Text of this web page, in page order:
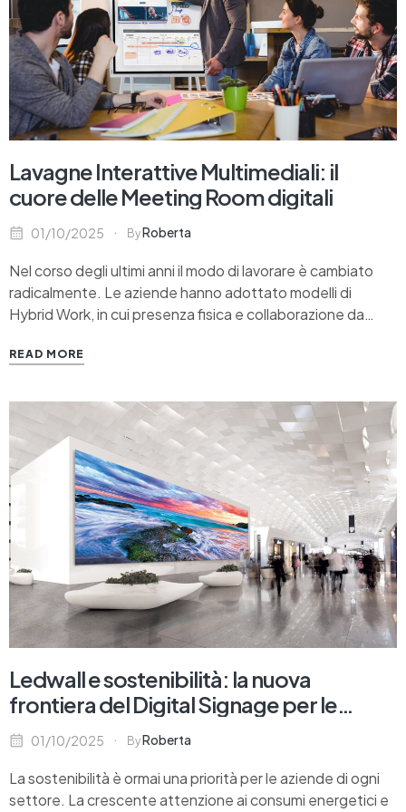
Lavagne Interattive Multimediali: il
cuore delle Meeting Room digitali
01/10/2025 ByRoberta
Nel corso degli ultimi anni il modo di lavorare è cambiato
radicalmente. Le aziende hanno adottato modelli di
Hybrid Work, in cui presenza fisica e collaborazione da
spazi di lavoro non sono più pensati solo come luoghi
READ MORE
Ledwall e sostenibilità: la nuova
frontiera del Digital Signage per le
imprese
01/10/2025 ByRoberta
La sostenibilità è ormai una priorità per le aziende di ogni
settore. La crescente attenzione ai consumi energetici e